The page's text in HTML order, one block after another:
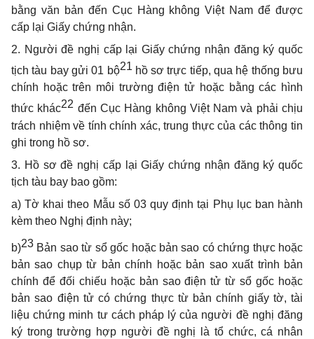
bằng văn bản đến Cục Hàng không Việt Nam để được
cấp lại Giấy chứng nhận.
2. Người đề nghị cấp lại Giấy chứng nhận đăng ký quốc
tịch tàu bay gửi 01 bộ21hồ sơ trực tiếp, qua hệ thống bưu
chính hoặc trên môi trường điện tử hoặc bằng các hình
thức khác22 đến Cục Hàng không Việt Nam và phải chịu
trách nhiệm về tính chính xác, trung thực của các thông tin
ghi trong hồ sơ.
3. Hồ sơ đề nghị cấp lại Giấy chứng nhận đăng ký quốc
tịch tàu bay bao gồm:
a) Tờ khai theo Mẫu số 03 quy định tại Phụ lục ban hành
kèm theo Nghị định này;
b)23 Bản sao từ sổ gốc hoặc bản sao có chứng thực hoặc
bản sao chụp từ bản chính hoặc bản sao xuất trình bản
chính để đối chiếu hoặc bản sao điện tử từ sổ gốc hoặc
bản sao điện tử có chứng thực từ bản chính giấy tờ, tài
liệu chứng minh tư cách pháp lý của người đề nghị đăng
ký trong trường hợp người đề nghị là tổ chức, cá nhân